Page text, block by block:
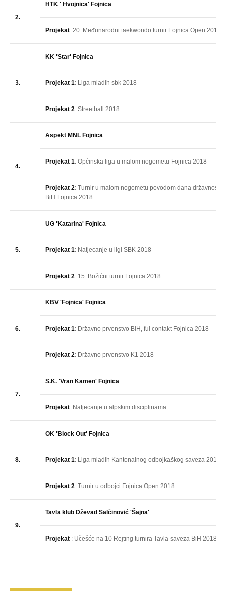
2.
HTK ' Hvojnica' Fojnica
Projekat: 20. Međunarodni taekwondo turnir Fojnica Open 2018
3.
KK 'Star' Fojnica
Projekat 1: Liga mladih sbk 2018
Projekat 2: Streetball 2018
4.
Aspekt MNL Fojnica
Projekat 1: Općinska liga u malom nogometu Fojnica 2018
Projekat 2: Turnir u malom nogometu povodom dana državnosti
BiH Fojnica 2018
5.
UG 'Katarina' Fojnica
Projekat 1: Natjecanje u ligi SBK 2018
Projekat 2: 15. Božićni turnir Fojnica 2018
6.
KBV 'Fojnica' Fojnica
Projekat 1: Državno prvenstvo BiH, ful contakt Fojnica 2018
Projekat 2: Državno prvenstvo K1 2018
7.
S.K. 'Vran Kamen' Fojnica
Projekat: Natjecanje u alpskim disciplinama
8.
OK 'Block Out' Fojnica
Projekat 1: Liga mladih Kantonalnog odbojkaškog saveza 2018
Projekat 2: Turnir u odbojci Fojnica Open 2018
9.
Tavla klub Dževad Salčinović 'Šajna'
Projekat : Učešće na 10 Rejting turnira Tavla saveza BiH 2018